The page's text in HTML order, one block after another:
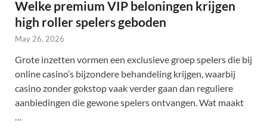
Welke premium VIP beloningen krijgen
high roller spelers geboden
May 26, 2026
Grote inzetten vormen een exclusieve groep spelers die bij
online casino’s bijzondere behandeling krijgen, waarbij
casino zonder gokstop vaak verder gaan dan reguliere
aanbiedingen die gewone spelers ontvangen. Wat maakt
…